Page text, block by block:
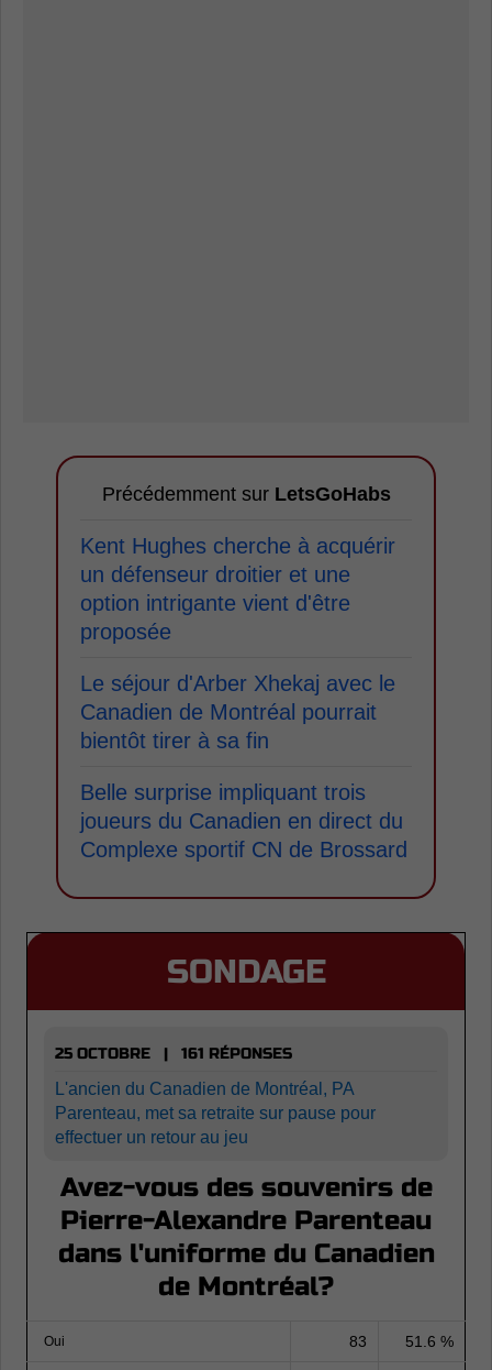
Précédemment sur LetsGoHabs
Kent Hughes cherche à acquérir
un défenseur droitier et une
option intrigante vient d'être
proposée
Le séjour d'Arber Xhekaj avec le
Canadien de Montréal pourrait
bientôt tirer à sa fin
Belle surprise impliquant trois
joueurs du Canadien en direct du
Complexe sportif CN de Brossard
SONDAGE
25 OCTOBRE | 161 RÉPONSES
L'ancien du Canadien de Montréal, PA
Parenteau, met sa retraite sur pause pour
effectuer un retour au jeu
Avez-vous des souvenirs de
Pierre-Alexandre Parenteau
dans l'uniforme du Canadien
de Montréal?
Oui 83 51.6 %